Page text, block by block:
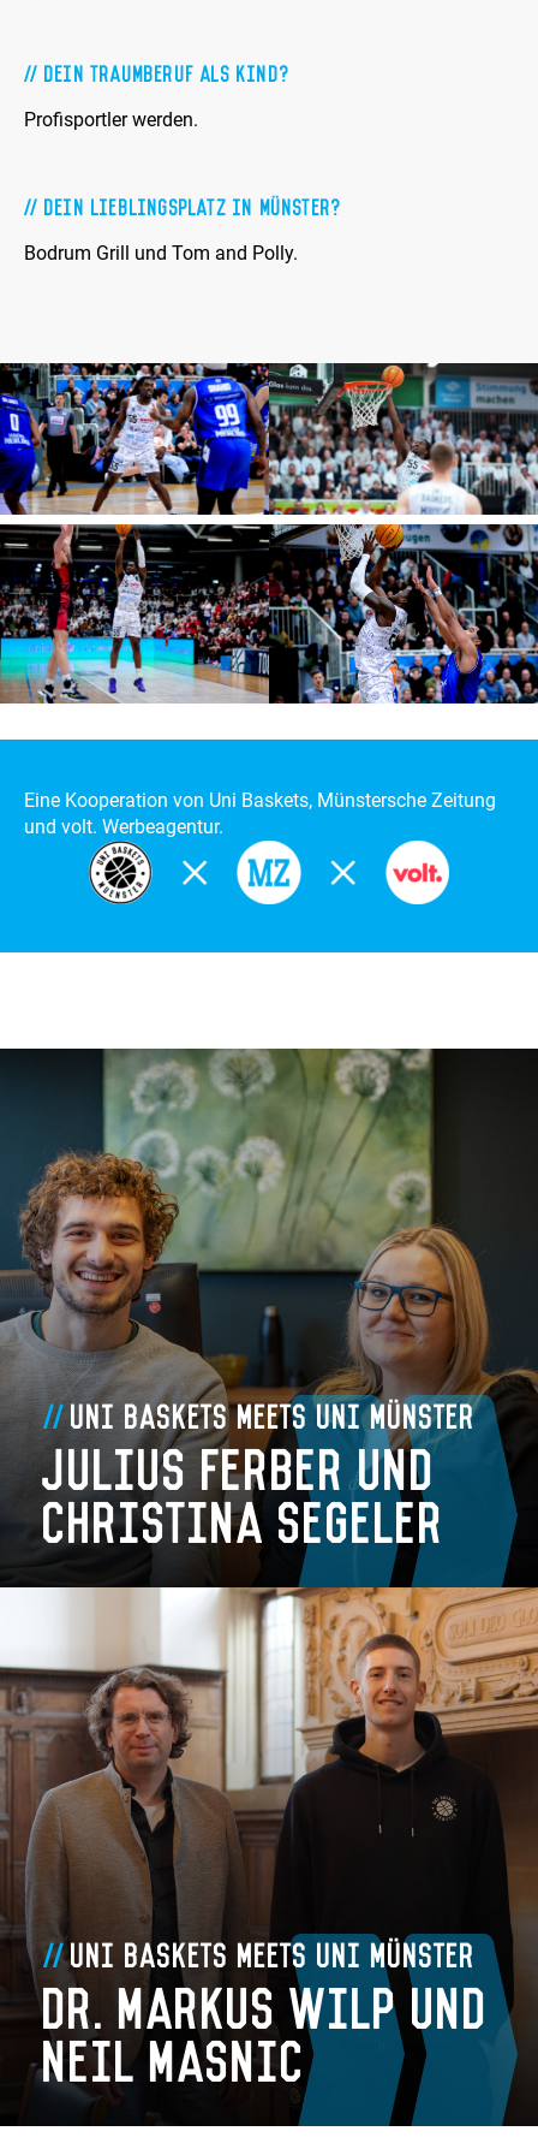
Dein Traumberuf als Kind?
Profisportler werden.
Dein Lieblingsplatz in Münster?
Bodrum Grill und Tom and Polly.
Eine Kooperation von Uni Baskets, Münstersche Zeitung
und volt. Werbeagentur.
Uni Baskets meets Uni Münster
Julius Ferber und
Christina Segeler
Uni Baskets meets Uni Münster
Dr. Markus Wilp und
Neil Masnic